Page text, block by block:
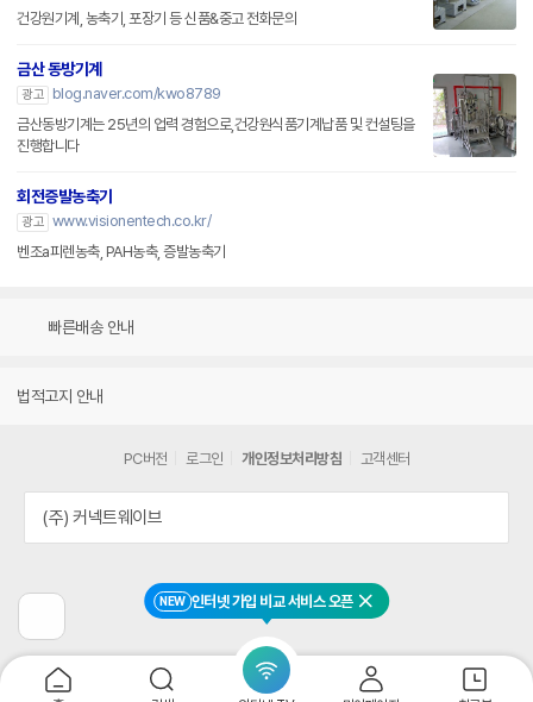
NEW 인터넷 가입 비교 서비스 오픈 닫기
건강원기계, 농축기, 포장기 등 신품&중고 전화문의
금산 동방기계
광고
blog.naver.com/kwo8789
금산동방기계는 25년의 업력 경험으로,건강원식품기계납품 및 컨설팅을
진행합니다
회전증발농축기
광고 www.visionentech.co.kr/
벤조a피렌농축, PAH농축, 증발농축기
빠른배송 안내
법적고지 안내
전
페
이
지
PC버전 로그인 개인정보처리방침 고객센터
(주) 커넥트웨이브